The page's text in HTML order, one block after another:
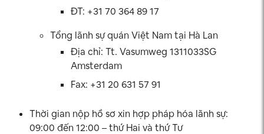
ĐT: +31 70 364 89 17
Tổng lãnh sự quán Việt Nam tại Hà Lan
Địa chỉ: Tt. Vasumweg 1311033SG
Amsterdam
Fax: +31 20 631 57 91
Thời gian nộp hồ sơ xin hợp pháp hóa lãnh sự:
09:00 đến 12:00 – thứ Hai và thứ Tư